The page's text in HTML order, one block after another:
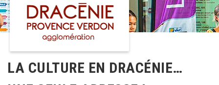
LA CULTURE EN DRACÉNIE…